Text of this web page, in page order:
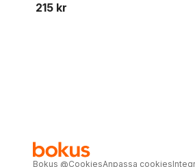
215 kr
Bokus @CookiesAnpassa cookies